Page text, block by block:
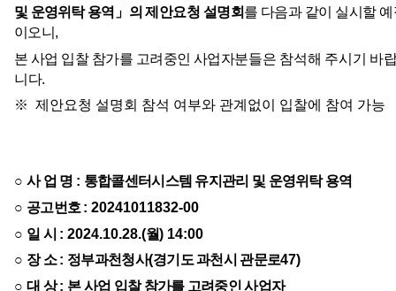
및 운영위탁 용역 」 의제안요청 설명회를 다음과 같이 실시할 예
이오니 ,
본 사업 입찰 참가를 고려중인 사업자분들은 참석해 주시기 바
니다.
※ 제안요청 설명회 참석 여부와 관계없이 입찰에 참여 가능
○ 사 업 명 : 통합콜센터시스템 유지관리 및 운영위탁 용역
○ 공고번호 : 20241011832-00
○ 일 시 : 2024.10.28.(월) 14:00
○ 장 소: 정부과천청사(경기도 과천시 관문로47)
○ 대 상: 본 사업 입찰 참가를 고려중인 사업자